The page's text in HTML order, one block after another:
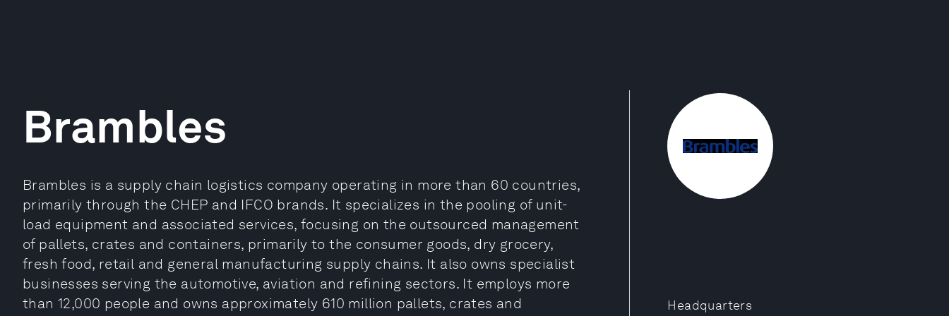
Headquarters
Brambles
Brambles is a supply chain logistics company operating in more than 60 countries,
primarily through the CHEP and IFCO brands. It specializes in the pooling of unit-
load equipment and associated services, focusing on the outsourced management
of pallets, crates and containers, primarily to the consumer goods, dry grocery,
fresh food, retail and general manufacturing supply chains. It also owns specialist
businesses serving the automotive, aviation and refining sectors. It employs more
than 12,000 people and owns approximately 610 million pallets, crates and